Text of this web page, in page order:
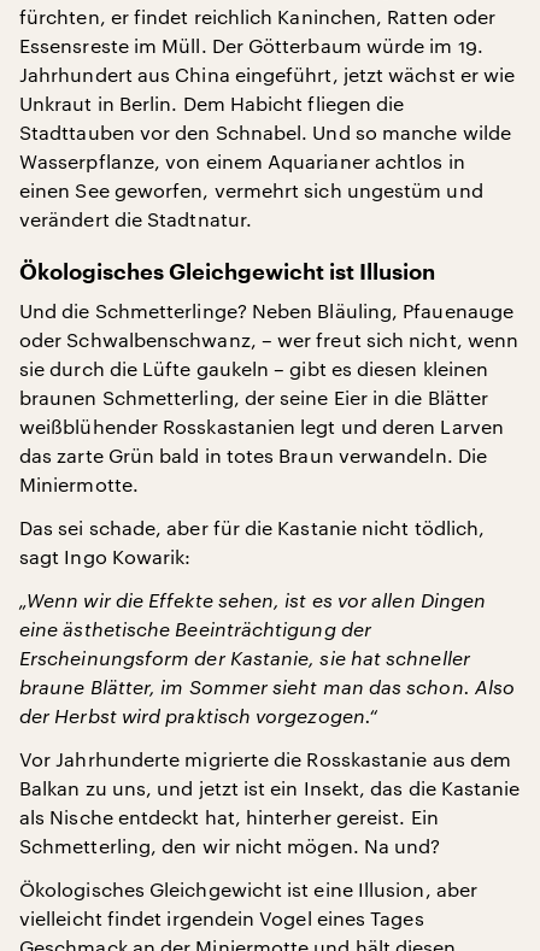
fürchten, er findet reichlich Kaninchen, Ratten oder
Essensreste im Müll. Der Götterbaum würde im 19.
Jahrhundert aus China eingeführt, jetzt wächst er wie
Unkraut in Berlin. Dem Habicht fliegen die
Stadttauben vor den Schnabel. Und so manche wilde
Wasserpflanze, von einem Aquarianer achtlos in
einen See geworfen, vermehrt sich ungestüm und
verändert die Stadtnatur.
Ökologisches Gleichgewicht ist Illusion
Und die Schmetterlinge? Neben Bläuling, Pfauenauge
oder Schwalbenschwanz, – wer freut sich nicht, wenn
sie durch die Lüfte gaukeln – gibt es diesen kleinen
braunen Schmetterling, der seine Eier in die Blätter
weißblühender Rosskastanien legt und deren Larven
das zarte Grün bald in totes Braun verwandeln. Die
Miniermotte.
Das sei schade, aber für die Kastanie nicht tödlich,
sagt Ingo Kowarik:
„Wenn wir die Effekte sehen, ist es vor allen Dingen
eine ästhetische Beeinträchtigung der
Erscheinungsform der Kastanie, sie hat schneller
braune Blätter, im Sommer sieht man das schon. Also
der Herbst wird praktisch vorgezogen.“
Vor Jahrhunderte migrierte die Rosskastanie aus dem
Balkan zu uns, und jetzt ist ein Insekt, das die Kastanie
als Nische entdeckt hat, hinterher gereist. Ein
Schmetterling, den wir nicht mögen. Na und?
Ökologisches Gleichgewicht ist eine Illusion, aber
vielleicht findet irgendein Vogel eines Tages